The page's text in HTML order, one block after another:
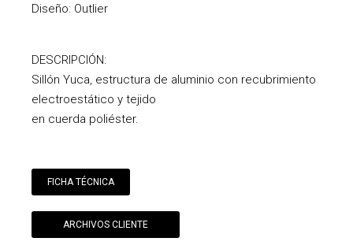
Diseño: Outlier
DESCRIPCIÓN:
Sillón Yuca, estructura de aluminio con recubrimiento
electroestático y tejido
en cuerda poliéster.
FICHA TÉCNICA
ARCHIVOS CLIENTE